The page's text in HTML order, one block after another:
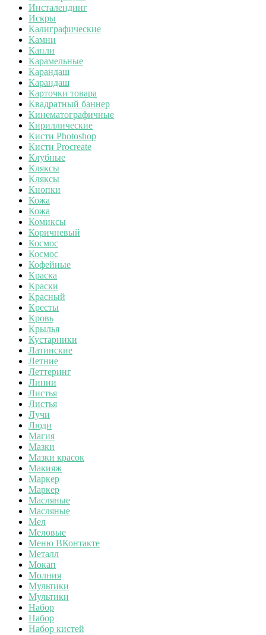
Инсталендинг
Искры
Калиграфические
Камни
Капли
Карамельные
Карандаш
Карандаш
Карточки товара
Квадратный баннер
Кинематографичные
Кириллические
Кисти Photoshop
Кисти Procreate
Клубные
Кляксы
Кляксы
Кнопки
Кожа
Кожа
Комиксы
Коричневый
Космос
Космос
Кофейные
Краска
Краски
Красный
Кресты
Кровь
Крылья
Кустарники
Латинские
Летние
Леттеринг
Линии
Листья
Листья
Лучи
Люди
Магия
Мазки
Мазки красок
Макияж
Маркер
Маркер
Масляные
Масляные
Мел
Меловые
Меню ВКонтакте
Металл
Мокап
Молния
Мультики
Мультики
Набор
Набор
Набор кистей